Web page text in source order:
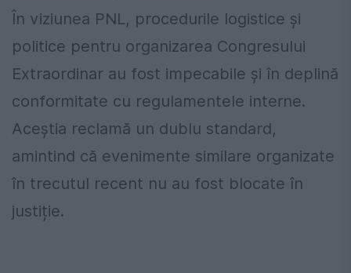
În viziunea PNL, procedurile logistice și
politice pentru organizarea Congresului
Extraordinar au fost impecabile și în deplină
conformitate cu regulamentele interne.
Aceștia reclamă un dublu standard,
amintind că evenimente similare organizate
în trecutul recent nu au fost blocate în
justiție.